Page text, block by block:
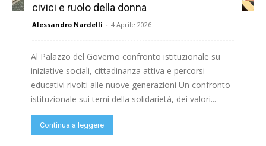
civici e ruolo della donna
Alessandro Nardelli - 4 Aprile 2026
Al Palazzo del Governo confronto istituzionale su
iniziative sociali, cittadinanza attiva e percorsi
educativi rivolti alle nuove generazioni Un confronto
istituzionale sui temi della solidarietà, dei valori...
Continua a leggere